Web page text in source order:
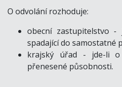
O odvolání rozhoduje:
obecní zastupitelstvo
spadající do samostatné
krajský úřad - jde-li o
přenesené působnosti.